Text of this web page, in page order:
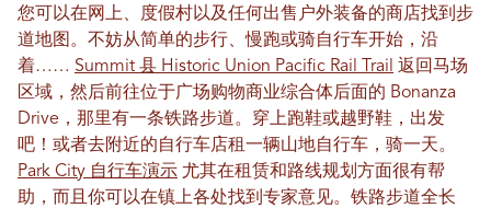
您可以在网上、度假村以及任何出售户外装备的商店找到步
道地图。不妨从简单的步行、慢跑或骑自行车开始，沿
着…… Summit 县 Historic Union Pacific Rail Trail 返回马场
区域，然后前往位于广场购物商业综合体后面的 Bonanza
Drive，那里有一条铁路步道。穿上跑鞋或越野鞋，出发
吧！或者去附近的自行车店租一辆山地自行车，骑一天。
Park City 自行车演示 尤其在租赁和路线规划方面很有帮
助，而且你可以在镇上各处找到专家意见。铁路步道全长